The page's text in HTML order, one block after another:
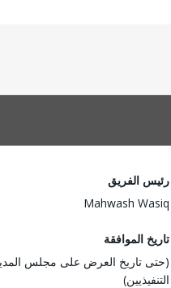
رئيس الفريق
Mahwash Wasiq
تاريخ الموافقة
(حتى تاريخ العرض على مجلس
التنفيذيين)